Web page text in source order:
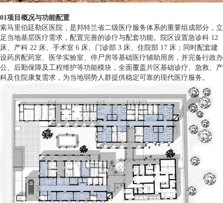
01项目概况与功能配置
索马里伯廷勒区医院，是邦特兰省二级医疗服务体系的重要组成部分，立
足当地基层医疗需求，配置完善的诊疗与配套功能。院区设置急诊科 12
床、产科 22 床、手术室 6 床、门诊部 3 床、住院部 17 床；同时配套建
设药房配药室、医学实验室、停尸房等基础医疗辅助用房，并完备行政办
公、后勤保障及工程维护等功能模块，全面覆盖片区基础诊疗、急救、产
科及住院康复需求，为当地弱势人群提供稳定可靠的现代医疗服务。